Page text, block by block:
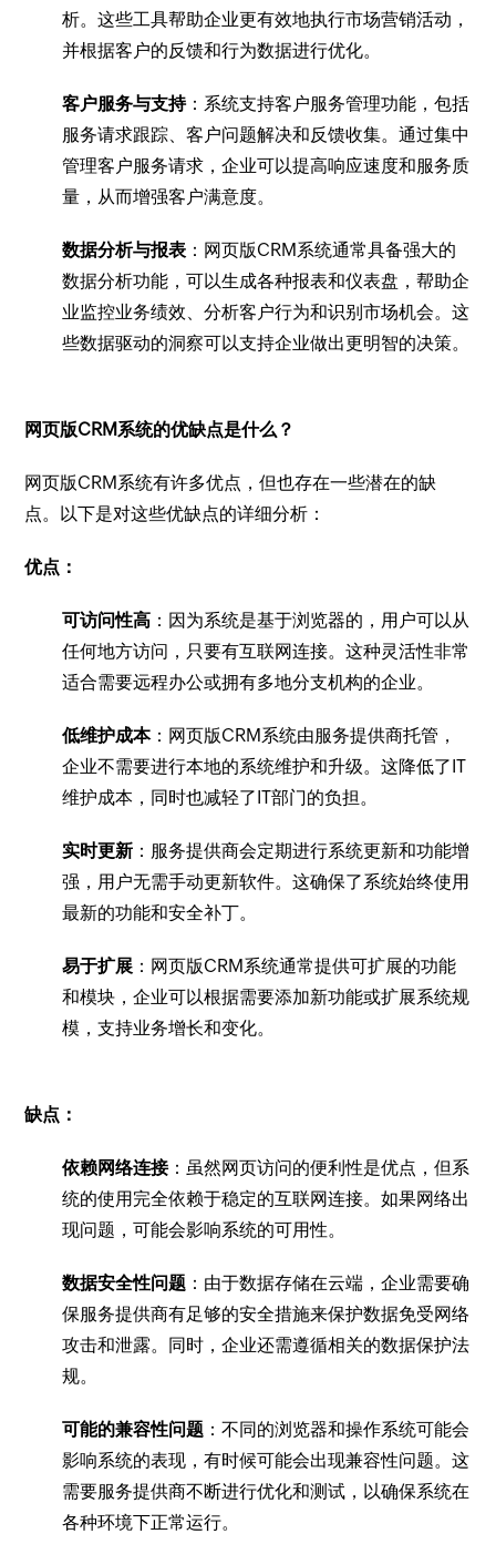
析。这些工具帮助企业更有效地执行市场营销活动，
并根据客户的反馈和行为数据进行优化。
客户服务与支持：系统支持客户服务管理功能，包括
服务请求跟踪、客户问题解决和反馈收集。通过集中
管理客户服务请求，企业可以提高响应速度和服务质
量，从而增强客户满意度。
数据分析与报表 ：网页版CRM系统通常具备强大的
数据分析功能，可以生成各种报表和仪表盘，帮助企
业监控业务绩效、分析客户行为和识别市场机会。这
些数据驱动的洞察可以支持企业做出更明智的决策。
网页版CRM系统的优缺点是什么？
网页版CRM系统有许多优点，但也存在一些潜在的缺
点。以下是对这些优缺点的详细分析：
优点：
可访问性高 ：因为系统是基于浏览器的，用户可以从
任何地方访问，只要有互联网连接。这种灵活性非常
适合需要远程办公或拥有多地分支机构的企业。
低维护成本：网页版CRM系统由服务提供商托管，
企业不需要进行本地的系统维护和升级。这降低了IT
维护成本，同时也减轻了IT部门的负担。
实时更新 ：服务提供商会定期进行系统更新和功能增
强，用户无需手动更新软件。这确保了系统始终使用
最新的功能和安全补丁。
易于扩展 ：网页版CRM系统通常提供可扩展的功能
和模块，企业可以根据需要添加新功能或扩展系统规
模，支持业务增长和变化。
缺点：
依赖网络连接：虽然网页访问的便利性是优点，但系
统的使用完全依赖于稳定的互联网连接。如果网络出
现问题，可能会影响系统的可用性。
数据安全性问题 ：由于数据存储在云端，企业需要确
保服务提供商有足够的安全措施来保护数据免受网络
攻击和泄露。同时，企业还需遵循相关的数据保护法
规。
可能的兼容性问题 ：不同的浏览器和操作系统可能会
影响系统的表现，有时候可能会出现兼容性问题。这
需要服务提供商不断进行优化和测试，以确保系统在
各种环境下正常运行。